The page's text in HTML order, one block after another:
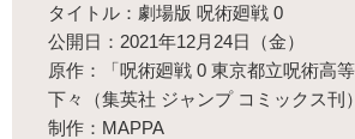
タイトル：劇場版 呪術廻戦 0
公開日：2021年12月24日（金）
原作：「呪術廻戦 0 東京都立呪術高
下々（集英社 ジャンプ コミックス刊）
制作：MAPPA